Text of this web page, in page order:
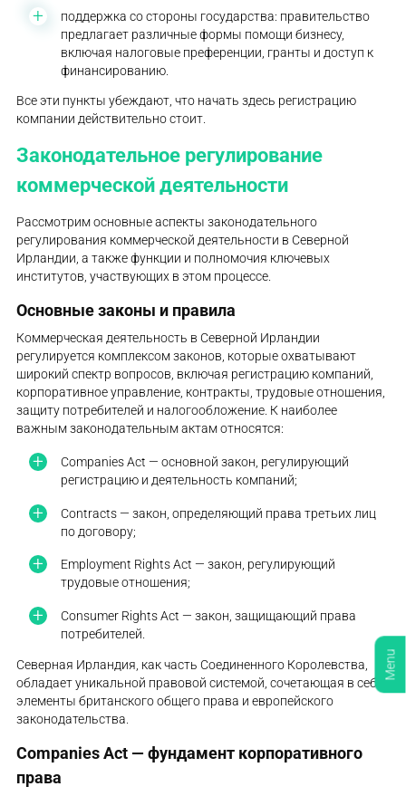
поддержка со стороны государства: правительство
предлагает различные формы помощи бизнесу,
включая налоговые преференции, гранты и доступ к
финансированию.
Все эти пункты убеждают, что начать здесь регистрацию
компании действительно стоит.
Законодательное регулирование
коммерческой деятельности
Рассмотрим основные аспекты законодательного
регулирования коммерческой деятельности в Северной
Ирландии, а также функции и полномочия ключевых
институтов, участвующих в этом процессе.
Основные законы и правила
Коммерческая деятельность в Северной Ирландии
регулируется комплексом законов, которые охватывают
широкий спектр вопросов, включая регистрацию компаний,
корпоративное управление, контракты, трудовые отношения,
защиту потребителей и налогообложение. К наиболее
важным законодательным актам относятся:
Companies Act — основной закон, регулирующий
регистрацию и деятельность компаний;
Contracts — закон, определяющий права третьих лиц
по договору;
Employment Rights Act — закон, регулирующий
трудовые отношения;
Consumer Rights Act — закон, защищающий права
потребителей.
Северная Ирландия, как часть Соединенного Королевства,
обладает уникальной правовой системой, сочетающая в себе
элементы британского общего права и европейского
законодательства.
Companies Act — фундамент корпоративного
права
Menu